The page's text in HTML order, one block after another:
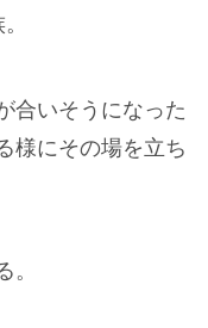
合いそうになった
様にその場を立ち
。